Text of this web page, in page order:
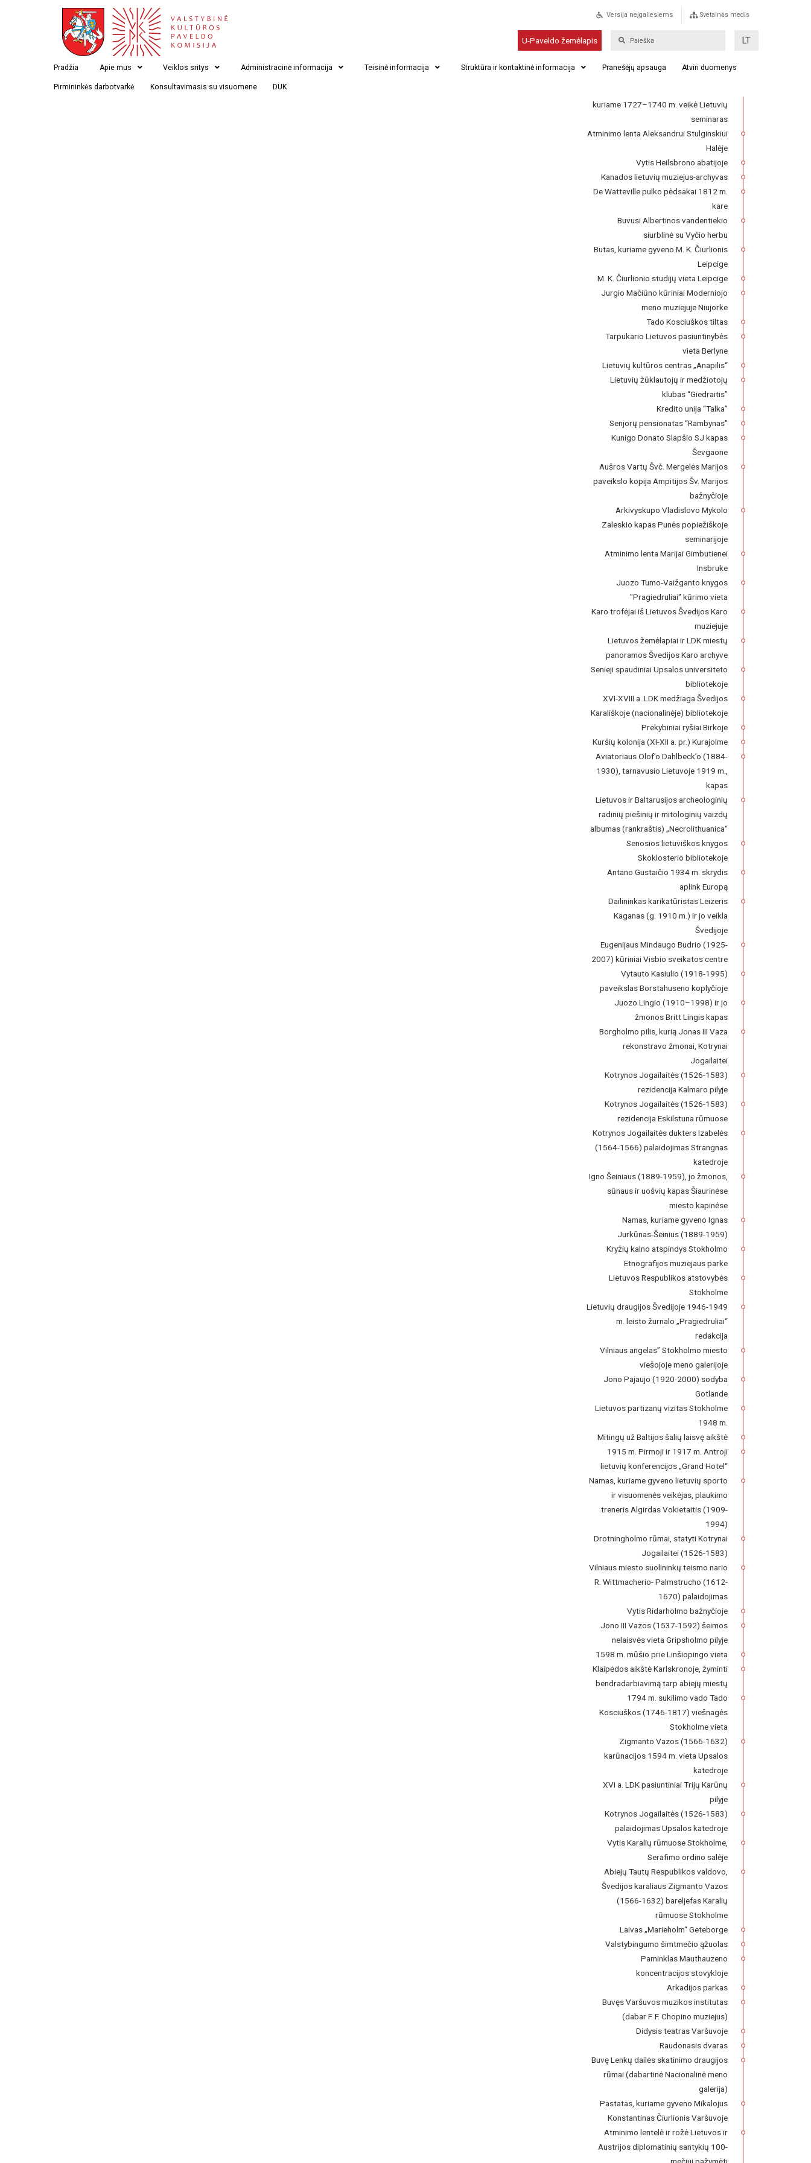
Versija neįgaliesiems Svetainės medis
U-Paveldo žemėlapis LT
Pradžia Apie mus Veiklos sritys Administracinė informacija Teisinė informacija Struktūra ir kontaktinė informacija Pranešėjų apsauga Atviri duomenys
Pirmininkės darbotvarkė Konsultavimasis su visuomene DUK
Baltijos ir Šiaurės Šalims skirta instaliacija Kano mieste Normandijoje
Baltijos ir Šiaurės Šalims
mieste Normandijoje
kuriame 1727–1740 m. veikė Lietuvių
seminaras
Atminimo lenta Aleksandrui Stulginskiui
Halėje
Vytis Heilsbrono abatijoje
Kanados lietuvių muziejus-archyvas
De Watteville pulko pėdsakai 1812 m.
kare
Buvusi Albertinos vandentiekio
siurblinė su Vyčio herbu
Butas, kuriame gyveno M. K. Čiurlionis
Leipcige
M. K. Čiurlionio studijų vieta Leipcige
Jurgio Mačiūno kūriniai Moderniojo
meno muziejuje Niujorke
Tado Kosciuškos tiltas
Tarpukario Lietuvos pasiuntinybės
vieta Berlyne
Lietuvių kultūros centras „Anapilis“
Lietuvių žūklautojų ir medžiotojų
klubas “Giedraitis”
Kredito unija “Talka”
Senjorų pensionatas “Rambynas"
Kunigo Donato Slapšio SJ kapas
Ševgaone
Aušros Vartų Švč. Mergelės Marijos
paveikslo kopija Ampitijos Šv. Marijos
bažnyčioje
Arkivyskupo Vladislovo Mykolo
Zaleskio kapas Punės popiežiškoje
seminarijoje
Atminimo lenta Marijai Gimbutienei
Insbruke
Juozo Tumo-Vaižganto knygos
"Pragiedruliai" kūrimo vieta
Karo trofėjai iš Lietuvos Švedijos Karo
muziejuje
Lietuvos žemėlapiai ir LDK miestų
panoramos Švedijos Karo archyve
Senieji spaudiniai Upsalos universiteto
bibliotekoje
XVI-XVIII a. LDK medžiaga Švedijos
Karališkoje (nacionalinėje) bibliotekoje
Prekybiniai ryšiai Birkoje
Kuršių kolonija (XI-XII a. pr.) Kurajolme
Aviatoriaus Olof’o Dahlbeck’o (1884-
1930), tarnavusio Lietuvoje 1919 m.,
kapas
Lietuvos ir Baltarusijos archeologinių
radinių piešinių ir mitologinių vaizdų
albumas (rankraštis) „Necrolithuanica“
Senosios lietuviškos knygos
Skoklosterio bibliotekoje
Antano Gustaičio 1934 m. skrydis
aplink Europą
Dailininkas karikatūristas Leizeris
Kaganas (g. 1910 m.) ir jo veikla
Švedijoje
Eugenijaus Mindaugo Budrio (1925-
2007) kūriniai Visbio sveikatos centre
Vytauto Kasiulio (1918-1995)
paveikslas Borstahuseno koplyčioje
Juozo Lingio (1910–1998) ir jo
žmonos Britt Lingis kapas
Borgholmo pilis, kurią Jonas III Vaza
rekonstravo žmonai, Kotrynai
Jogailaitei
Kotrynos Jogailaitės (1526-1583)
rezidencija Kalmaro pilyje
Kotrynos Jogailaitės (1526-1583)
rezidencija Eskilstuna rūmuose
Kotrynos Jogailaitės dukters Izabelės
(1564-1566) palaidojimas Strangnas
katedroje
Igno Šeiniaus (1889-1959), jo žmonos,
sūnaus ir uošvių kapas Šiaurinėse
miesto kapinėse
Namas, kuriame gyveno Ignas
Jurkūnas-Šeinius (1889-1959)
Kryžių kalno atspindys Stokholmo
Etnografijos muziejaus parke
Lietuvos Respublikos atstovybės
Stokholme
Lietuvių draugijos Švedijoje 1946-1949
m. leisto žurnalo „Pragiedruliai“
redakcija
Vilniaus angelas” Stokholmo miesto
viešojoje meno galerijoje
Jono Pajaujo (1920-2000) sodyba
Gotlande
Lietuvos partizanų vizitas Stokholme
1948 m.
Mitingų už Baltijos šalių laisvę aikštė
1915 m. Pirmoji ir 1917 m. Antroji
lietuvių konferencijos „Grand Hotel“
Namas, kuriame gyveno lietuvių sporto
ir visuomenės veikėjas, plaukimo
treneris Algirdas Vokietaitis (1909-
1994)
Drotningholmo rūmai, statyti Kotrynai
Jogailaitei (1526-1583)
Vilniaus miesto suolininkų teismo nario
R. Wittmacherio- Palmstrucho (1612-
1670) palaidojimas
Vytis Ridarholmo bažnyčioje
Jono III Vazos (1537-1592) šeimos
nelaisvės vieta Gripsholmo pilyje
1598 m. mūšio prie Linšiopingo vieta
Klaipėdos aikštė Karlskronoje, žyminti
bendradarbiavimą tarp abiejų miestų
1794 m. sukilimo vado Tado
Kosciuškos (1746-1817) viešnagės
Stokholme vieta
Zigmanto Vazos (1566-1632)
karūnacijos 1594 m. vieta Upsalos
katedroje
XVI a. LDK pasiuntiniai Trijų Karūnų
pilyje
Kotrynos Jogailaitės (1526-1583)
palaidojimas Upsalos katedroje
Vytis Karalių rūmuose Stokholme,
Serafimo ordino salėje
Abiejų Tautų Respublikos valdovo,
Švedijos karaliaus Zigmanto Vazos
(1566-1632) bareljefas Karalių
rūmuose Stokholme
Laivas „Marieholm“ Geteborge
Valstybingumo šimtmečio ąžuolas
Paminklas Mauthauzeno
koncentracijos stovykloje
Arkadijos parkas
Buvęs Varšuvos muzikos institutas
(dabar F. F. Chopino muziejus)
Didysis teatras Varšuvoje
Raudonasis dvaras
Buvę Lenkų dailės skatinimo draugijos
rūmai (dabartinė Nacionalinė meno
galerija)
Pastatas, kuriame gyveno Mikalojus
Konstantinas Čiurlionis Varšuvoje
Atminimo lentelė ir rožė Lietuvos ir
Austrijos diplomatinių santykių 100-